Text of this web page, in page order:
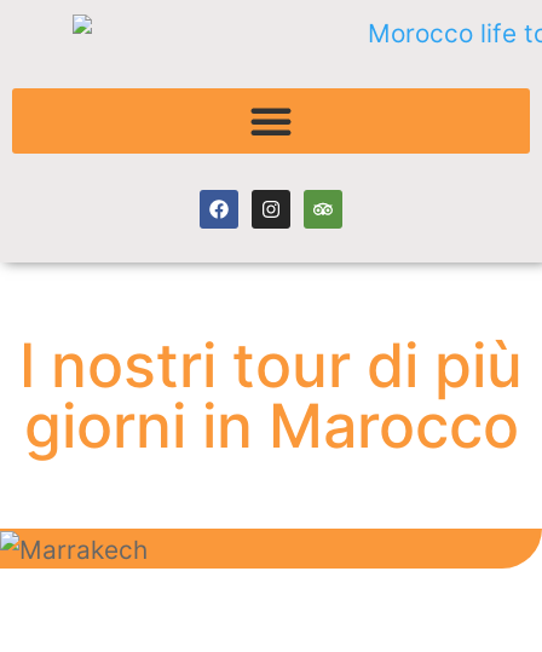
I nostri tour di più
giorni in Marocco